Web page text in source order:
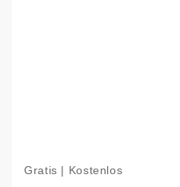
Gratis | Kostenlos